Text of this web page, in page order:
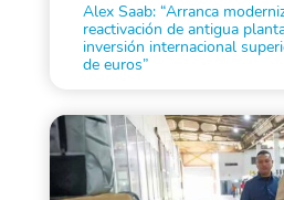
Alex Saab: “Arranca
reactivación de antigua
inversión internacional
de euros”